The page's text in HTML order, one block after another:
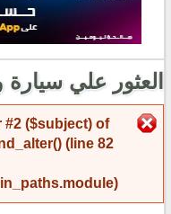
العثور علي
رسالة الخطأ
#2 ($subject) of
(line 82
).